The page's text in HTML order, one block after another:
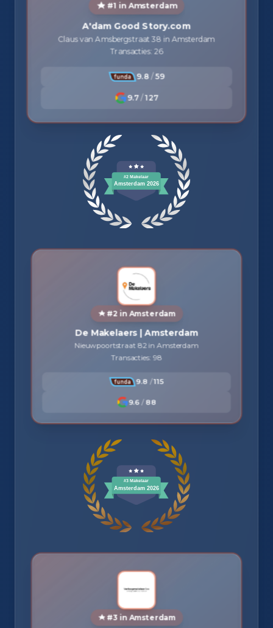
#1 in Amsterdam
A'dam Good Story.com
Claus van Amsbergstraat 38 in Amsterdam
Transacties: 26
9.8 /59
9.7 / 127
#2 in Amsterdam
De Makelaers | Amsterdam
Nieuwpoortstraat 82 in Amsterdam
Transacties: 98
9.8 / 115
9.6 /88
#3 in Amsterdam